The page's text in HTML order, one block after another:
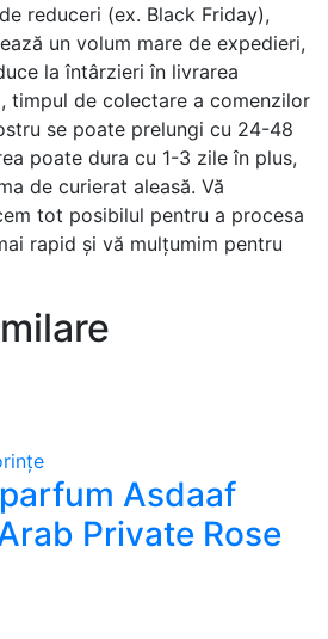
reduceri (ex. Black Friday),
un volum mare de expedieri,
la întârzieri în livrarea
timpul de colectare a comenzilor
se poate prelungi cu 24-48
poate dura cu 1-3 zile în plus,
de curierat aleasă. Vă
tot posibilul pentru a procesa
rapid și vă mulțumim pentru
Asdaaf
Private Rose